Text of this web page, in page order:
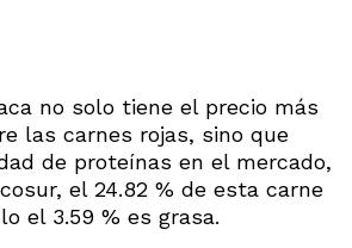
no solo tiene el precio más
las carnes rojas, sino que
de proteínas en el mercado,
el 24.82 % de esta carne
el 3.59 % es grasa.